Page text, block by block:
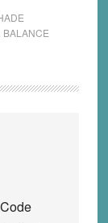
BALANCE